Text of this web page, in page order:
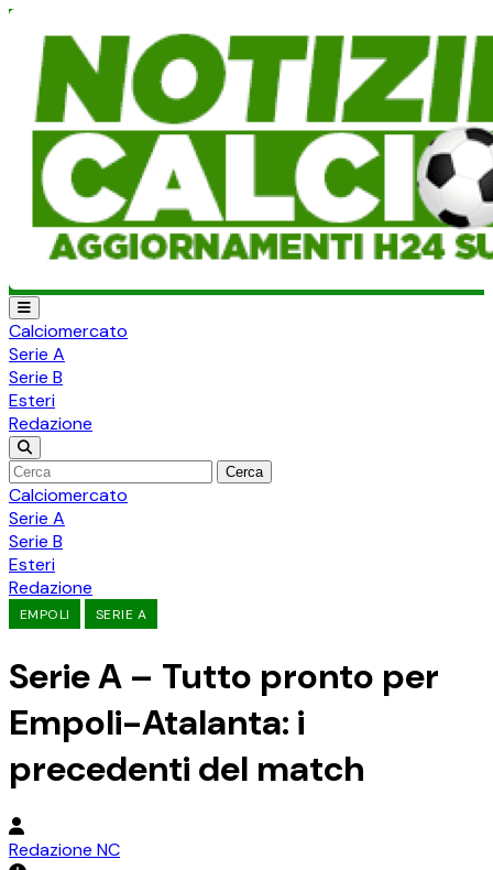
Calciomercato
Serie A
Serie B
Esteri
Redazione
Cerca
Calciomercato
Serie A
Serie B
Esteri
Redazione
EMPOLI SERIE A
Serie A – Tutto pronto per
Empoli-Atalanta: i
precedenti del match
Redazione NC